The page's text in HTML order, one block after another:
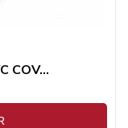
COV...